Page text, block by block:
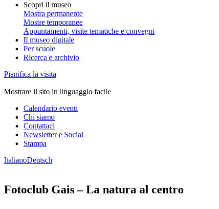
Scopri il museo
Mostra permanente
Mostre temporanee
Appuntamenti, visite tematiche e convegni
Il museo digitale
Per scuole
Ricerca e archivio
Pianifica la visita
Mostrare il sito in linguaggio facile
Calendario eventi
Chi siamo
Contattaci
Newsletter e Social
Stampa
ItalianoDeutsch
Fotoclub Gais – La natura al centro